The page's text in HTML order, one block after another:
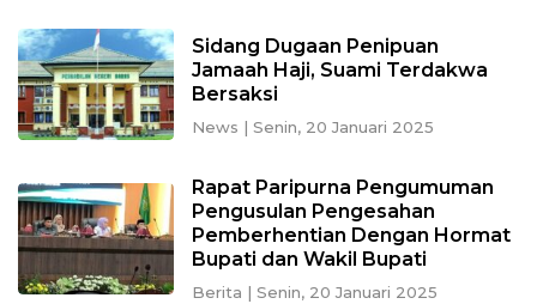
Sidang Dugaan Penipuan
Jamaah Haji, Suami Terdakwa
Bersaksi
News | Senin, 20 Januari 2025
Rapat Paripurna Pengumuman
Pengusulan Pengesahan
Pemberhentian Dengan Hormat
Bupati dan Wakil Bupati
Berita | Senin, 20 Januari 2025